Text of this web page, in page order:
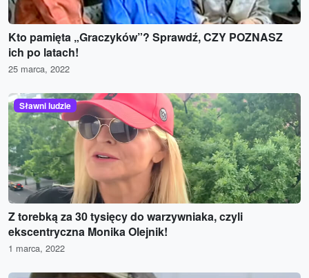
Kto pamięta „Graczyków”? Sprawdź, CZY POZNASZ
ich po latach!
25 marca, 2022
Sławni ludzie
Z torebką za 30 tysięcy do warzywniaka, czyli
ekscentryczna Monika Olejnik!
1 marca, 2022